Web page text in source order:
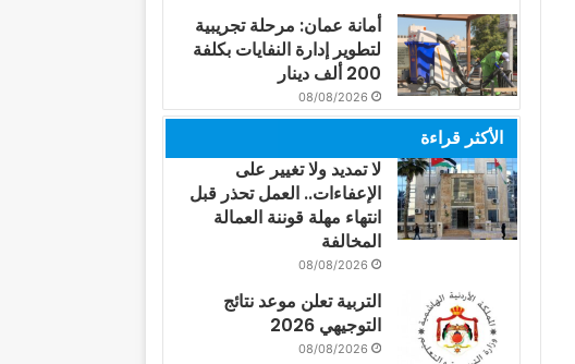
أمانة عمان: مرحلة تجريبية
لتطوير إدارة النفايات بكلفة
200 ألف دينار
08/08/2026
الأكثر قراءة
لا تمديد ولا تغيير على
الإعفاءات.. العمل تحذر قبل
انتهاء مهلة قوننة العمالة
المخالفة
08/08/2026
التربية تعلن موعد نتائج
التوجيهي 2026
08/08/2026